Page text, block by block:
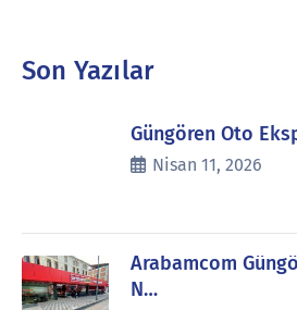
Son Yazılar
Güngören Oto
Nisan 11, 2026
Arabamcom
N…